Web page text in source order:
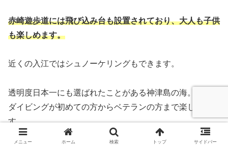
赤崎遊歩道には飛び込み台も設置されており、大人も子供
も楽しめます。
近くの入江ではシュノーケリングもできます。
透明度日本一にも選ばれたことがある神津島の海。
ダイビングが初めての方からベテランの方まで楽しめま
す。
メニュー ホーム 検索 トップ サイドバー